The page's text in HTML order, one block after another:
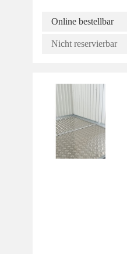
Online bestellbar
Nicht reservierbar